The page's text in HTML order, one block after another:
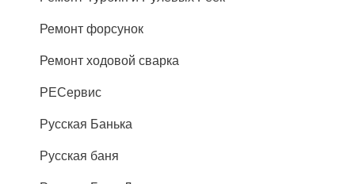
Ремонт форсунок
Ремонт ходовой сварка
РЕСервис
Русская Банька
Русская баня